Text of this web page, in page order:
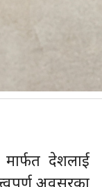
देशलाई
अवसरका